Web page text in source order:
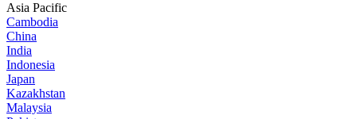
Asia Pacific
Cambodia
China
India
Indonesia
Japan
Kazakhstan
Malaysia